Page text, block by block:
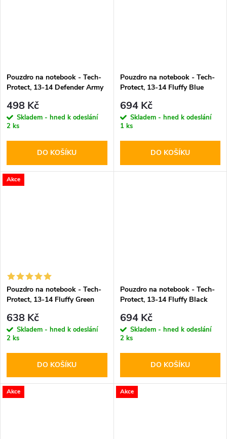
Pouzdro na notebook - Tech-
Protect, 13-14 Defender Army
498 Kč
Skladem - hned k odeslání
2 ks
DO KOŠÍKU
Pouzdro na notebook - Tech-
Protect, 13-14 Fluffy Blue
694 Kč
Skladem - hned k odeslání
1 ks
DO KOŠÍKU
Akce
Pouzdro na notebook - Tech-
Protect, 13-14 Fluffy Green
638 Kč
Skladem - hned k odeslání
2 ks
DO KOŠÍKU
Pouzdro na notebook - Tech-
Protect, 13-14 Fluffy Black
694 Kč
Skladem - hned k odeslání
2 ks
DO KOŠÍKU
Akce Akce